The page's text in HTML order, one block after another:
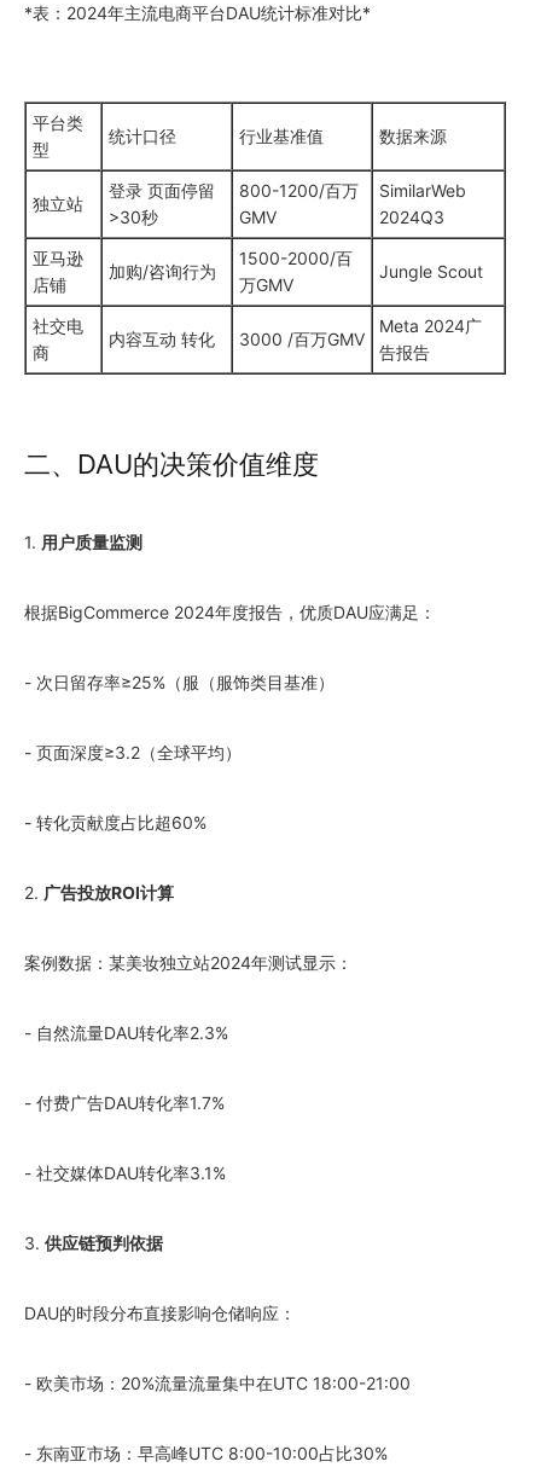
*表：2024年主流电商平台DAU统计标准对比*
平台类
型
统计口径 行业基准值 数据来源
独立站
登录 页面停留
>30秒
800-1200/百万
GMV
SimilarWeb
2024Q3
亚马逊
店铺
加购/咨询行为
1500-2000/百
万GMV
Jungle Scout
社交电
商
内容互动 转化 3000 /百万GMV
Meta 2024广
告报告
二、DAU的决策价值维度
1. 用户质量监测
根据BigCommerce 2024年度报告，优质DAU应满足：
- 次日留存率≥25%（服（服饰类目基准）
- 页面深度≥3.2（全球平均）
- 转化贡献度占比超60%
2. 广告投放ROI计算
案例数据：某美妆独立站2024年测试显示：
- 自然流量DAU转化率2.3%
- 付费广告DAU转化率1.7%
- 社交媒体DAU转化率3.1%
3. 供应链预判依据
DAU的时段分布直接影响仓储响应：
- 欧美市场：20%流量流量集中在UTC 18:00-21:00
- 东南亚市场：早高峰UTC 8:00-10:00占比30%